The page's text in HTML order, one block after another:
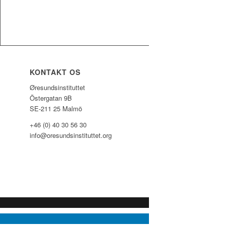
KONTAKT OS
Øresundsinstituttet
Östergatan 9B
SE-211 25 Malmö
+46 (0) 40 30 56 30
info@oresundsinstituttet.org